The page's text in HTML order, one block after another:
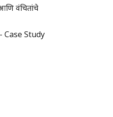
वंचितांचे
Case Study